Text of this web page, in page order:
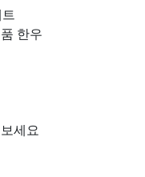
한우
세요